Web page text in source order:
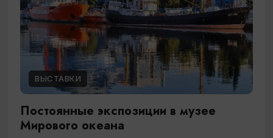
ВЫСТАВКИ
Постоянные экспозиции в музее
Мирового океана